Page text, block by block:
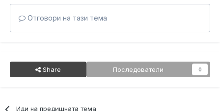
Отговори на тази тема
Share Последователи 0
Иди на предишната тема